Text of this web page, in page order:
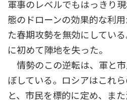
軍事のレベルでもはっきり
態のドローンの効果的な利
た春期攻勢を無効にしてい
に初めて陣地を失った。
情勢のこの逆転は、軍と
ぼしている。ロシアはこれ
と、市民を標的に定め、ま